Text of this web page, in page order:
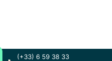
(+33) 6 59 38 33